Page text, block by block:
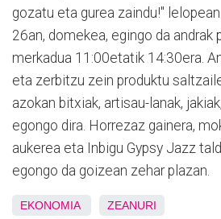
gozatu eta gurea zaindu!"
26an, domekea, egingo da andrak
merkadua 11:00etatik 14:30era.
eta zerbitzu zein produktu
azokan bitxiak, artisau-lanak,
egongo dira. Horrezaz gainera,
aukerea eta Inbigu Gypsy Jazz
egongo da goizean zehar plazan.
EKONOMIA ZEANURI